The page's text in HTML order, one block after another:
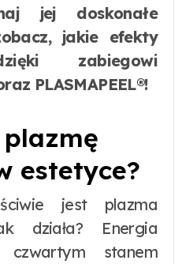
jej doskonałe
jakie efekty
zabiegowi
PLASMAPEEL®!
estetyce?
jest plazma
działa? Energia
stanem